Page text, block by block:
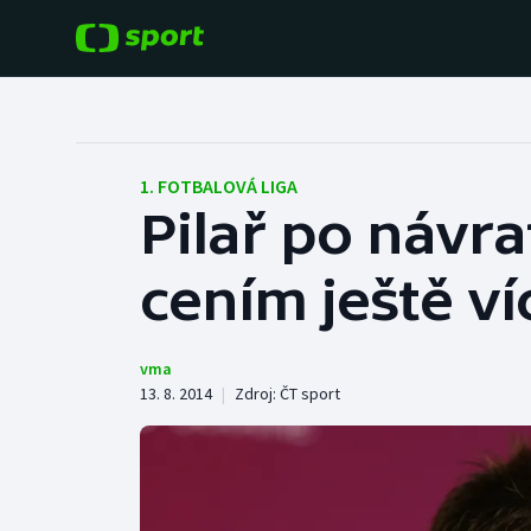
Hokej
Tenis
Cyklistika
Baseball a softbal
Basketbal
Boby a skeleton
1. FOTBALOVÁ LIGA
Pilař po
cením ještě
vma
13. 8. 2014 | Zdroj: ČT sport